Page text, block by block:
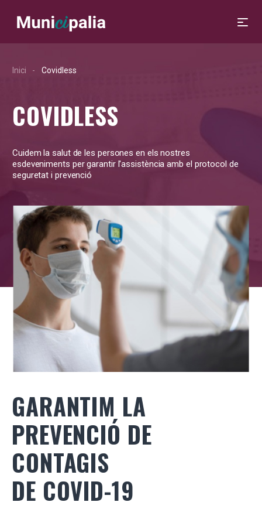
Inici Covidless
COVIDLESS
Cuidem la salut de les persones en els nostres
esdeveniments per garantir l'assistència amb el protocol de
seguretat i prevenció
GARANTIM LA
PREVENCIÓ DE
CONTAGIS
DE COVID-19